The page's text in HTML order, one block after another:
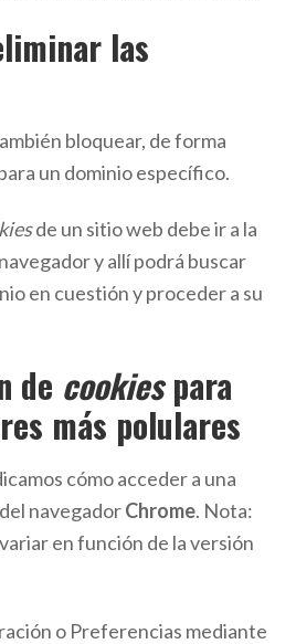
las
bloquear, de forma
un dominio específico.
de un sitio web debe ir a la
y allí podrá buscar
en cuestión y proceder a su
de cookiespara
más polulares
cómo acceder a una
navegadorChrome. Nota:
en función de la versión
o Preferencias mediante